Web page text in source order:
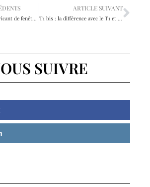
Trouver le bon fabricant de fenêtre pour améliorer votre confort
ARTICLE SUIVANT
T1 bis : la différence avec le T1 et les avantages à connaître
SUIVRE